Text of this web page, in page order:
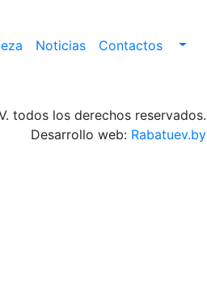
Noticias Contactos
todos los derechos reservados.
Desarrollo web: Rabatuev.by